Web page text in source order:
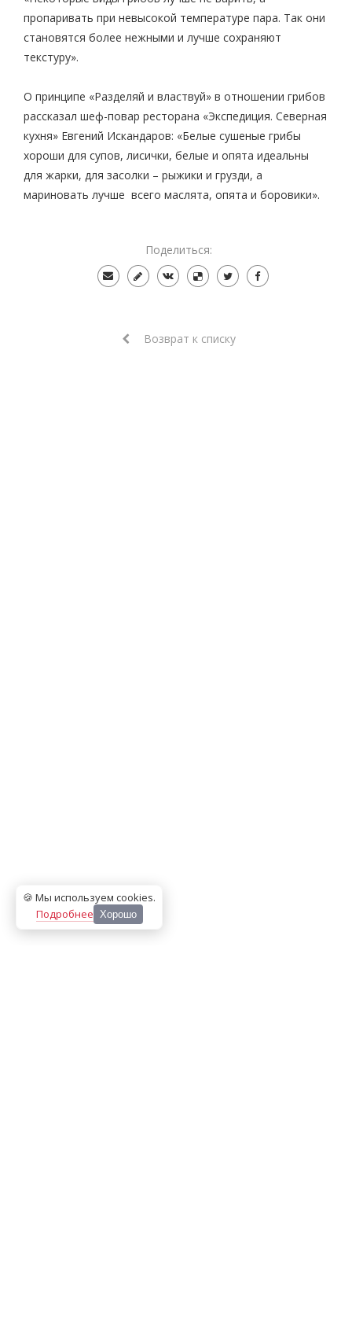
пропаривать при невысокой температуре пара. Так они
становятся более нежными и лучше сохраняют
текстуру».
О принципе «Разделяй и властвуй» в отношении грибов
рассказал шеф-повар ресторана «Экспедиция. Северная
кухня» Евгений Искандаров: «Белые сушеные грибы
хороши для супов, лисички, белые и опята идеальны
для жарки, для засолки – рыжики и грузди, а
мариновать лучше всего маслята, опята и боровики».
Поделиться:
Возврат к списку
🍪 Мы используем cookies.
Подробнее Хорошо